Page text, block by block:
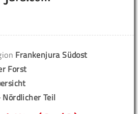
Frankenjura Südost
Forst
Teil